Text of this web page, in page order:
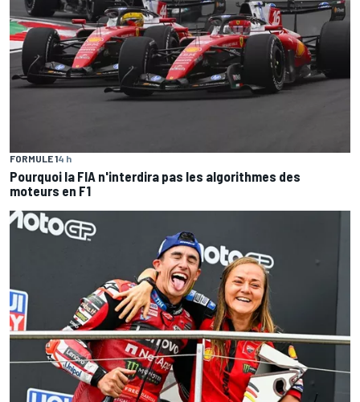
FORMULE 14 h
Pourquoi la FIA n'interdira pas les algorithmes des
moteurs en F1